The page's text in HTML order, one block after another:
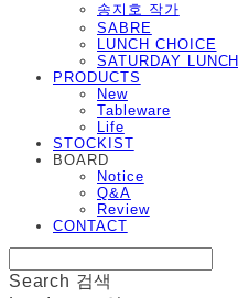
송지호 작가
SABRE
LUNCH CHOICE
SATURDAY LUNCH
PRODUCTS
New
Tableware
Life
STOCKIST
BOARD
Notice
Q&A
Review
CONTACT
Search 검색